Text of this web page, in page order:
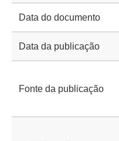
Data do documento
Data da publicação
Fonte da publicação